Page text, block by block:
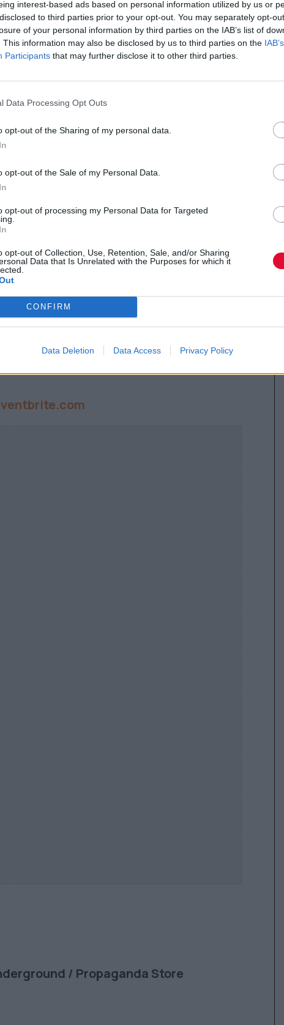
interest-based ads based on personal information utilized by us or
to third parties prior to your opt-out. You may separately opt-
of your personal information by third parties on the IAB’s list of
This information may also be disclosed by us to third parties on the
Participants that may further disclose it to other third parties.
Data Processing Opt Outs
opt-out of the Sharing of my personal data.
opt-out of the Sale of my Personal Data.
opt-out of processing my Personal Data for Targeted
opt-out of Collection, Use, Retention, Sale, and/or Sharing
Data that Is Unrelated with the Purposes for which it
CONFIRM
Data Deletion Data Access Privacy Policy
ό,τι ο Sun Ra για την jazz, ό,τι o
Perry για τη reggae»
Monk
/ Propaganda Store